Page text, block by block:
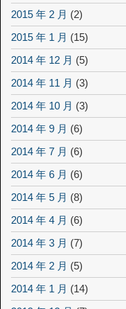
2015 年 2 月 (2)
2015 年 1 月 (15)
2014 年 12 月 (5)
2014 年 11 月 (3)
2014 年 10 月 (3)
2014 年 9 月 (6)
2014 年 7 月 (6)
2014 年 6 月 (6)
2014 年 5 月 (8)
2014 年 4 月 (6)
2014 年 3 月 (7)
2014 年 2 月 (5)
2014 年 1 月 (14)